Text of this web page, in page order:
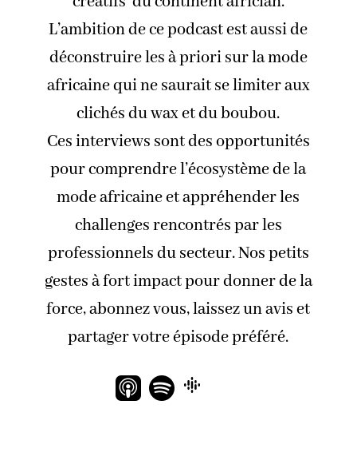
L’ambition de ce podcast est aussi de
déconstruire les à priori sur la mode
africaine qui ne saurait se limiter aux
clichés du wax et du boubou.
Ces interviews sont des opportunités
pour comprendre l’écosystème de la
mode africaine et appréhender les
challenges rencontrés par les
professionnels du secteur. Nos petits
gestes à fort impact pour donner de la
force, abonnez vous, laissez un avis et
partager votre épisode préféré.